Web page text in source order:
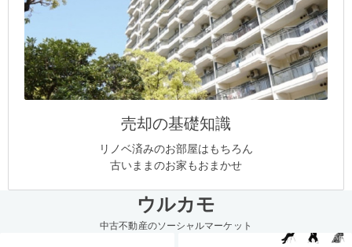
売却の基礎知識
リノベ済みのお部屋はもちろん
古いままのお家もおまかせ
ウルカモ
中古不動産のソーシャルマーケット